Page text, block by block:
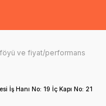
ve fiyat/performans
İş Hanı No: 19 İç Kapı No: 21